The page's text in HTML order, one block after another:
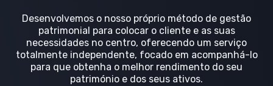
Desenvolvemos o nosso próprio método de gestão
patrimonial para colocar o cliente e as suas
necessidades no centro, oferecendo um serviço
totalmente independente, focado em acompanhá-lo
para que obtenha o melhor rendimento do seu
património e dos seus ativos.